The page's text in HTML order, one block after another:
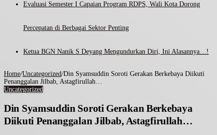
Evaluasi Semester I Capaian Program RDPS, Wali Kota Dorong
Percepatan di Berbagai Sektor Penting
Ketua BGN Nanik S Deyang Mengundurkan Diri, Ini Alasannya…!
Home/Uncategorized/Din Syamsuddin Soroti Gerakan Berkebaya Diikuti
Penanggalan Jilbab, Astagfirullah…
Uncategorized
Din Syamsuddin Soroti Gerakan Berkebaya
Diikuti Penanggalan Jilbab, Astagfirullah…